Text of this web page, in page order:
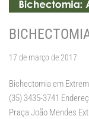
17 de março de 2017
Bichectomia em
(35) 3435-3741
Praça João Mendes